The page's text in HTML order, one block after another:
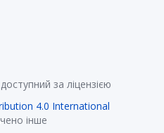
за ліцензією
4.0 International
інше